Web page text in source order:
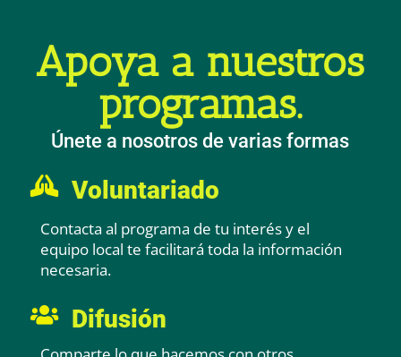
Apoya a nuestros
programas.
Únete a nosotros de varias formas

Voluntariado
Contacta al programa de tu interés y el
equipo local te facilitará toda la información
necesaria.
 Difusión